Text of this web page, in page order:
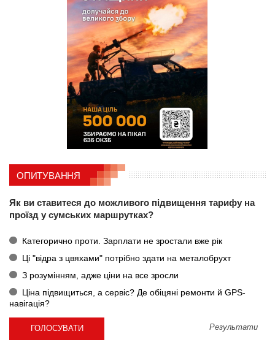
ОПИТУВАННЯ
Як ви ставитеся до можливого підвищення тарифу на
проїзд у сумських маршрутках?
Категорично проти. Зарплати не зростали вже рік
Ці "відра з цвяхами" потрібно здати на металобрухт
З розумінням, адже ціни на все зросли
Ціна підвищиться, а сервіс? Де обіцяні ремонти й GPS-
навігація?
Результати